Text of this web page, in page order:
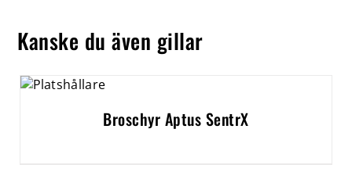
Kanske du även gillar
Broschyr Aptus SentrX